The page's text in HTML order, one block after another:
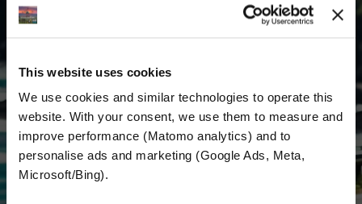
This website uses cookies
We use cookies and similar technologies to operate this
website. With your consent, we use them to measure and
improve performance (Matomo analytics) and to
personalise ads and marketing (Google Ads, Meta,
Microsoft/Bing).
Erhalte die neuesten Nachrichten, die
Informationen über uns und alles, was mit dem
Motorradfahren rund um den Globus zu tun
hat.
E-mail*
Vorname